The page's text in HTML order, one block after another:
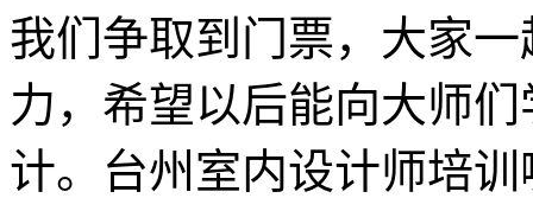
我们争取到门票，大家
力，希望以后能向大师
计。台州室内设计师培